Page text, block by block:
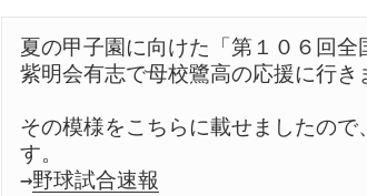
夏の甲子園に向けた「第１０６回全
紫明会有志で母校鷺高の応援に行き
その模様をこちらに載せましたの
す。
→野球試合速報